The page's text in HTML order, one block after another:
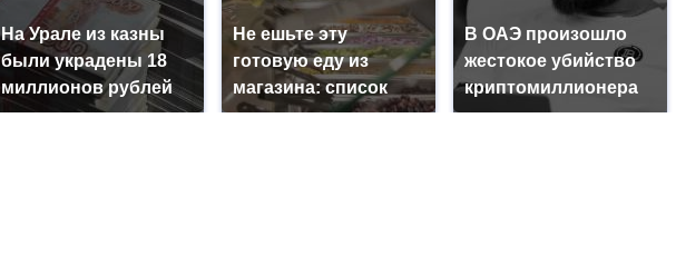
На Урале из казны
были украдены 18
миллионов рублей
Не ешьте эту
готовую еду из
магазина: список
В ОАЭ произошло
жестокое убийство
криптомиллионера